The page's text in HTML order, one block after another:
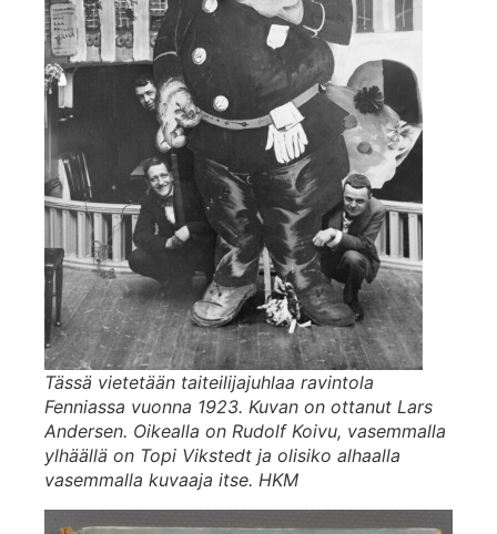
Tässä vietetään taiteilijajuhlaa ravintola
Fenniassa vuonna 1923. Kuvan on ottanut Lars
Andersen. Oikealla on Rudolf Koivu, vasemmalla
ylhäällä on Topi Vikstedt ja olisiko alhaalla
vasemmalla kuvaaja itse. HKM